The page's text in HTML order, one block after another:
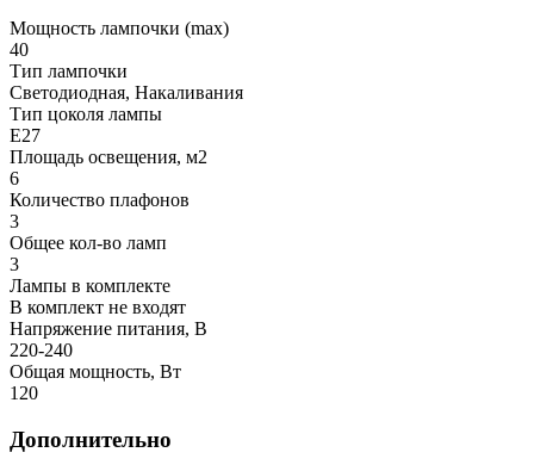
Мощность лампочки (max)
40
Тип лампочки
Светодиодная, Накаливания
Тип цоколя лампы
E27
Площадь освещения, м2
6
Количество плафонов
3
Общее кол-во ламп
3
Лампы в комплекте
В комплект не входят
Напряжение питания, В
220-240
Общая мощность, Вт
120
Дополнительно